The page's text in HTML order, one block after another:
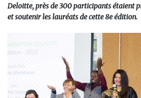
Deloitte, près de 300 participants étaient
et soutenir les lauréats de cette 8e édition.